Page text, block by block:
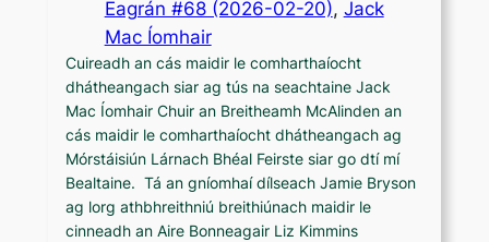
Eagrán #68 (2026-02-20), Jack
Mac Íomhair
Cuireadh an cás maidir le comharthaíocht
dhátheangach siar ag tús na seachtaine Jack
Mac Íomhair Chuir an Breitheamh McAlinden an
cás maidir le comharthaíocht dhátheangach ag
Mórstáisiún Lárnach Bhéal Feirste siar go dtí mí
Bealtaine. Tá an gníomhaí dílseach Jamie Bryson
ag lorg athbhreithniú breithiúnach maidir le
cinneadh an Aire Bonneagair Liz Kimmins